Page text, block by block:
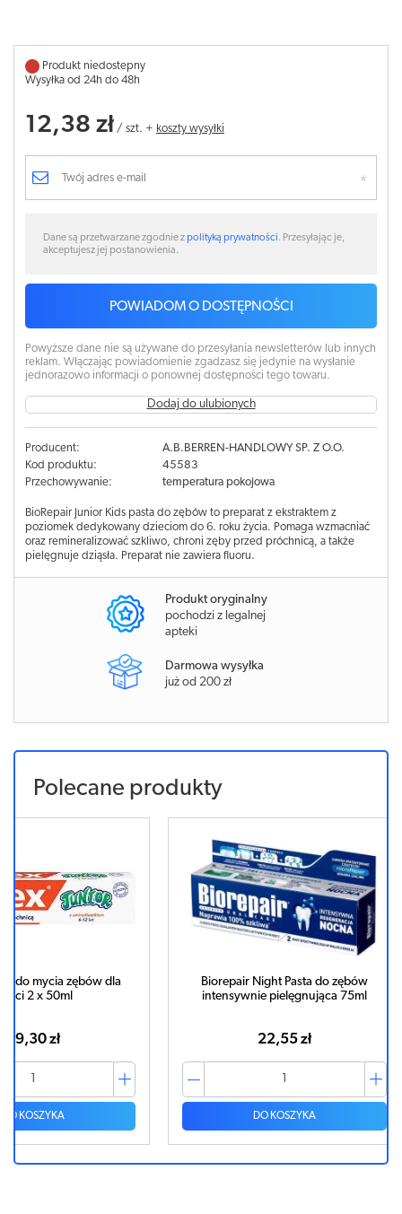
Produkt niedostepny
Wysyłka od 24h do 48h
12,38 zł / szt. + koszty wysyłki
Dane są przetwarzane zgodnie zpolityką prywatności. Przesyłając je,
akceptujesz jej postanowienia.
POWIADOM O DOSTĘPNOŚCI
Powyższe dane nie są używane do przesyłania newsletterów lub innych
reklam. Włączając powiadomienie zgadzasz się jedynie na wysłanie
jednorazowo informacji o ponownej dostępności tego towaru.
Dodaj do ulubionych
Producent:
A.B.BERREN-HANDLOWY SP. Z O.O.
Kod produktu:
45583
Przechowywanie:
temperatura pokojowa
BioRepair Junior Kids pasta do zębów to preparat z ekstraktem z
poziomek dedykowany dzieciom do 6. roku życia. Pomaga wzmacniać
oraz remineralizować szkliwo, chroni zęby przed próchnicą, a także
pielęgnuje dziąsła. Preparat nie zawiera fluoru.
Produkt oryginalny
pochodzi z legalnej
apteki
Darmowa wysyłka
już od 200 zł
Polecane produkty
dla
Biorepair Night Pasta do zębów
intensywnie pielęgnująca 75ml